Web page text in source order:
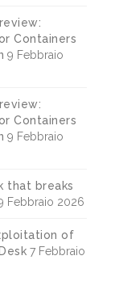
Containers
9 Febbraio
Containers
9 Febbraio
that breaks
Febbraio 2026
of
7 Febbraio